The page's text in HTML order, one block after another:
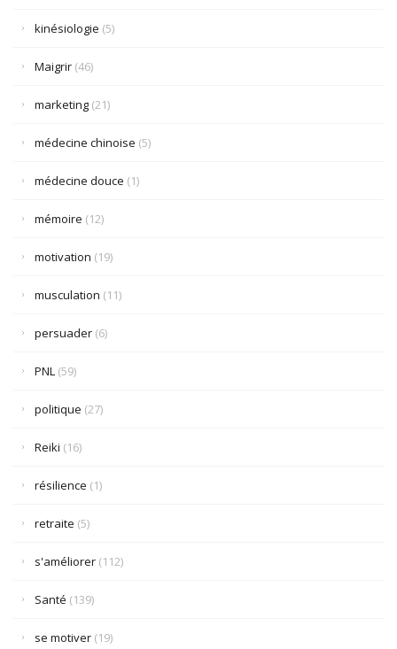
kinésiologie (5)
Maigrir (46)
marketing (21)
médecine chinoise (5)
médecine douce (1)
mémoire (12)
motivation (19)
musculation (11)
persuader (6)
PNL (59)
politique (27)
Reiki (16)
résilience (1)
retraite (5)
s'améliorer (112)
Santé (139)
se motiver (19)